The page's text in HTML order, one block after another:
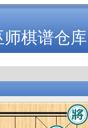
师棋谱仓库